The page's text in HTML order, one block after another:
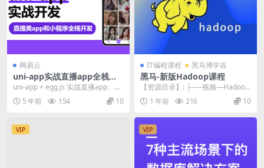
网易云
uni-app实战直播app全栈开
发 | 完结
uni-app + egg.js 实战直播app、小
程序全栈开发 〖资源截图〗:
5 年前 154 10
IT编程课程 黑马博学谷
黑马-新版Hadoop课程
【资源目录】: ├──视频—Hadoop
大数据入门 | ├──补充SQL | |...
1 年前 216 10
VIP VIP